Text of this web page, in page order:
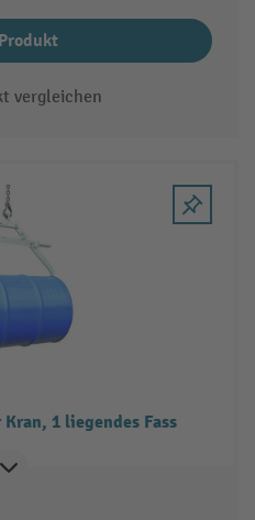
vergleichen
1 liegendes Fass